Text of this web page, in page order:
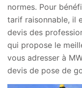
normes. Pour
tarif raisonnable, il
devis des
qui propose le
vous adresser à
devis de pose de